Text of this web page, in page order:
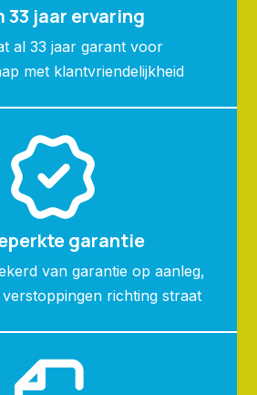
33 jaar ervaring
al 33 jaar garant voor
met klantvriendelijkheid
garantie
van garantie op aanleg,
richting straat